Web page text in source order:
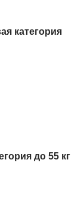
категория
до 55 кг